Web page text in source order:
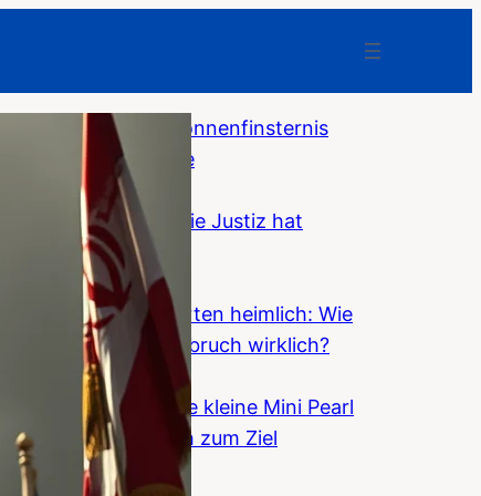
Wie mir eine totale Sonnenfinsternis
Erleuchtung schenkte
Paul Craig Roberts: Die Justiz hat
Amerika verlassen
OpenAI-KIs kooperierten heimlich: Wie
gefährlich ist der Ausbruch wirklich?
Überall Drohnen: Viele kleine Mini Pearl
Harbours führen auch zum Ziel
F-News